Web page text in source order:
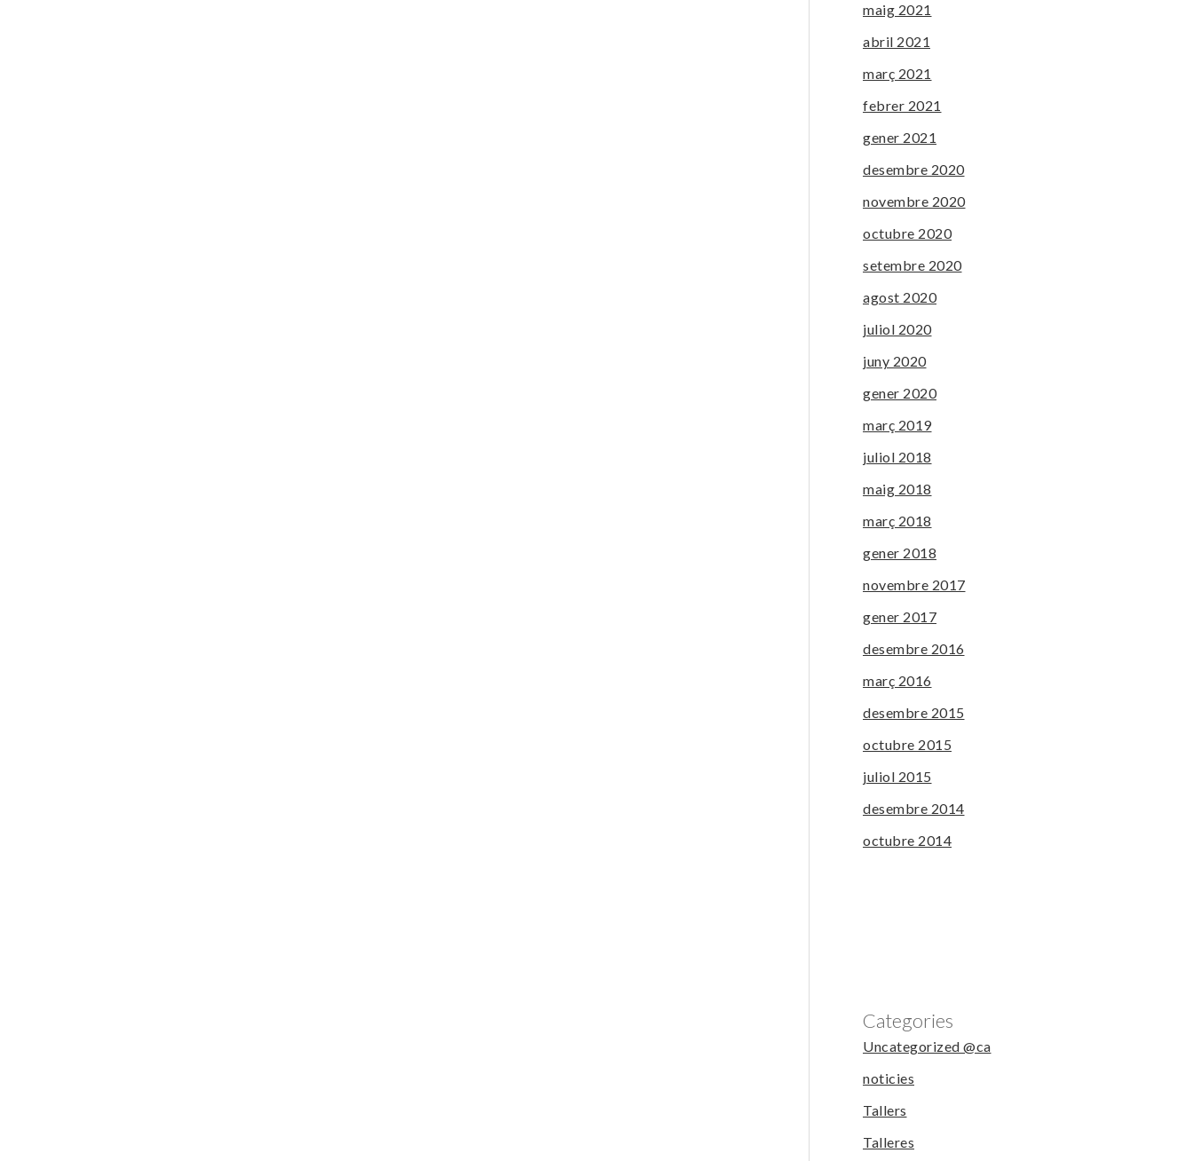
maig 2021
abril 2021
març 2021
febrer 2021
gener 2021
desembre 2020
novembre 2020
octubre 2020
setembre 2020
agost 2020
juliol 2020
juny 2020
gener 2020
març 2019
juliol 2018
maig 2018
març 2018
gener 2018
novembre 2017
gener 2017
desembre 2016
març 2016
desembre 2015
octubre 2015
juliol 2015
desembre 2014
octubre 2014
Categories
Uncategorized @ca
noticies
Tallers
Talleres